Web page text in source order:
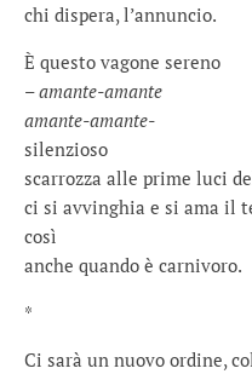
chi dispera, l’annuncio.
È questo vagone sereno
– amante-amante
amante-amante-
silenzioso
scarrozza alle prime luci
ci si avvinghia e si ama il
così
anche quando è carnivoro.
*
Ci sarà un nuovo ordine,